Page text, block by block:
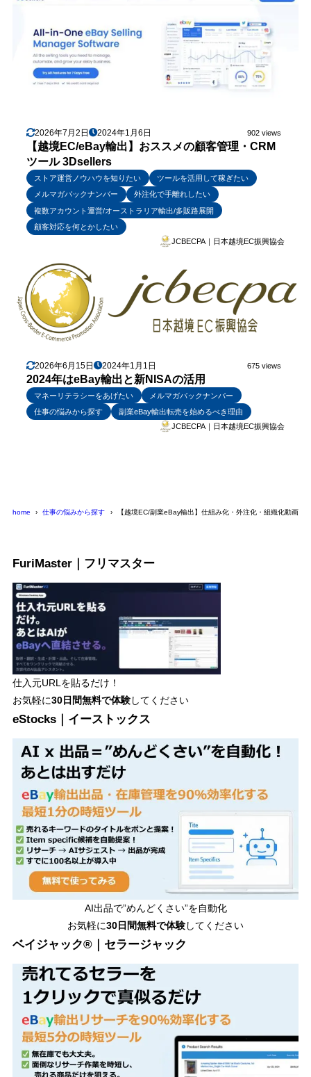
2026年7月2日 2024年1月6日 902 views
【越境EC/eBay輸出】おススメの顧客管理・CRM
ツール 3Dsellers
ストア運営ノウハウを知りたい
ツールを活用して稼ぎたい
メルマガバックナンバー
外注化で手離れしたい
複数アカウント運営/オーストラリア輸出/多販路展開
顧客対応を何とかしたい
JCBECPA｜日本越境EC振興協会
2026年6月15日 2024年1月1日 675 views
2024年はeBay輸出と新NISAの活用
マネーリテラシーをあげたい
メルマガバックナンバー
仕事の悩みから探す
副業eBay輸出転売を始めるべき理由
JCBECPA｜日本越境EC振興協会
home 仕事の悩みから探す 【越境EC/副業eBay輸出】仕組み化・外注化・組織化動画コ
FuriMaster｜フリマスター
仕入元URLを貼るだけ！
お気軽に30日間無料で体験してください
eStocks｜イーストックス
AI出品で”めんどくさい”を自動化
お気軽に30日間無料で体験してください
ベイジャック®｜セラージャック